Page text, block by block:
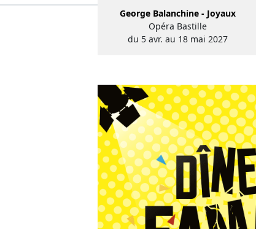
George Balanchine - Joyaux
Opéra Bastille
du 5 avr. au 18 mai 2027